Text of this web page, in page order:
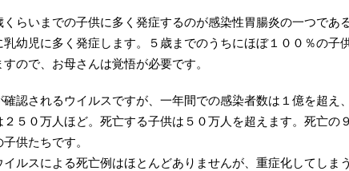
らいまでの子供に多く発症するのが感染性胃腸炎の一つであ
乳幼児に多く発症します。５歳までのうちにほぼ１００％の子
ので、お母さんは覚悟が必要です。
認されるウイルスですが、一年間での感染者数は１億を超え
２５０万人ほど。死亡する子供は５０万人を超えます。死亡の
供たちです。
イルスによる死亡例はほとんどありませんが、重症化してしま